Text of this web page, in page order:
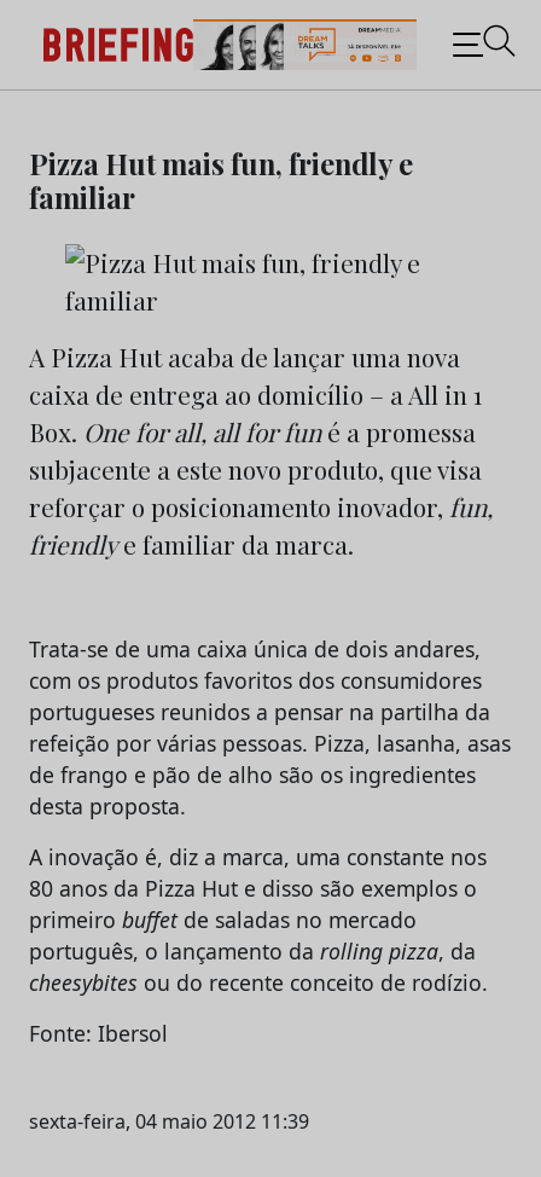
content
Briefing: Todas as notícias sobre os negócios do
Marketing e da Publicidade
Pizza Hut mais fun, friendly e
familiar
A Pizza Hut acaba de lançar uma nova
caixa de entrega ao domicílio – a All in 1
Box. One for all, all for funé a promessa
subjacente a este novo produto, que visa
reforçar o posicionamento inovador, fun,
friendlye familiar da marca.
Trata-se de uma caixa única de dois andares,
com os produtos favoritos dos consumidores
portugueses reunidos a pensar na partilha da
refeição por várias pessoas. Pizza, lasanha, asas
de frango e pão de alho são os ingredientes
desta proposta.
A inovação é, diz a marca, uma constante nos
80 anos da Pizza Hut e disso são exemplos o
primeiro buffetde saladas no mercado
português, o lançamento da rolling pizza, da
cheesybites ou do recente conceito de rodízio.
Fonte: Ibersol
sexta-feira, 04 maio 2012 11:39